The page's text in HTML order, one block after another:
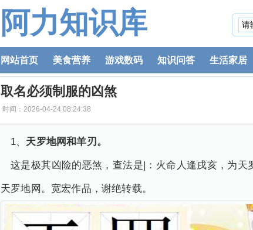
阿力知识库
网站首页 美食营养 游戏数码 知识问答 生活家居
取名必须制服的凶煞
时间：2026-04-24 08:24:38
1、 天罗地网和羊刃。
这是极其凶险的恶煞，查法是|：火命人逢戌亥，为
天罗地网。宽宏作品，谢绝转载。